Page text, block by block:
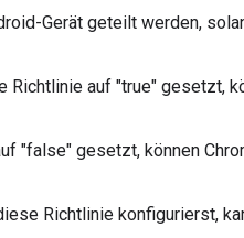
Gerät geteilt werden,
Richtlinie auf "true" gesetzt,
"false" gesetzt, können
Richtlinie konfigurierst,